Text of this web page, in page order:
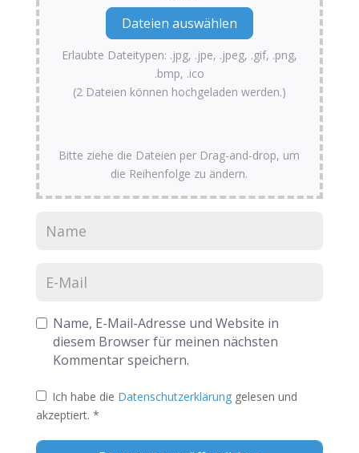
Erlaubte Dateitypen: .jpg, .jpe, .jpeg, .gif, .png,
.bmp, .ico
(2 Dateien können hochgeladen werden.)
Bitte ziehe die Dateien per Drag-and-drop, um
die Reihenfolge zu ändern.
Name, E-Mail-Adresse und Website in
diesem Browser für meinen nächsten
Kommentar speichern.
Ich habe die Datenschutzerklärung gelesen und
akzeptiert. *